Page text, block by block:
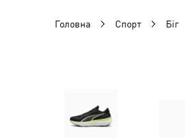
Головна Спорт Біг